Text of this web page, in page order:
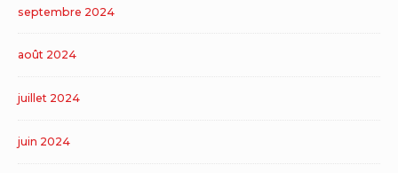
septembre 2024
août 2024
juillet 2024
juin 2024